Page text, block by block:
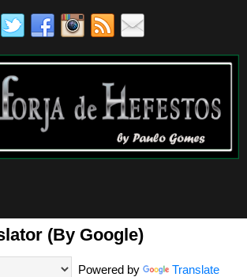
(By Google)
Powered by Translate